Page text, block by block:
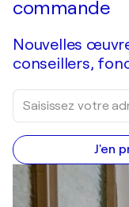
commande
Nouvelles
conseillers,
J'en